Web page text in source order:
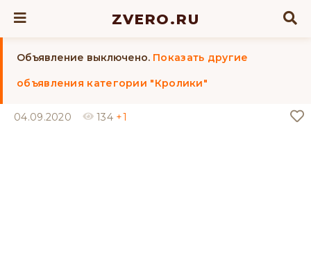
ZVERO.RU
Объявление выключено. Показать другие
объявления категории "Кролики"
04.09.2020 134 +1